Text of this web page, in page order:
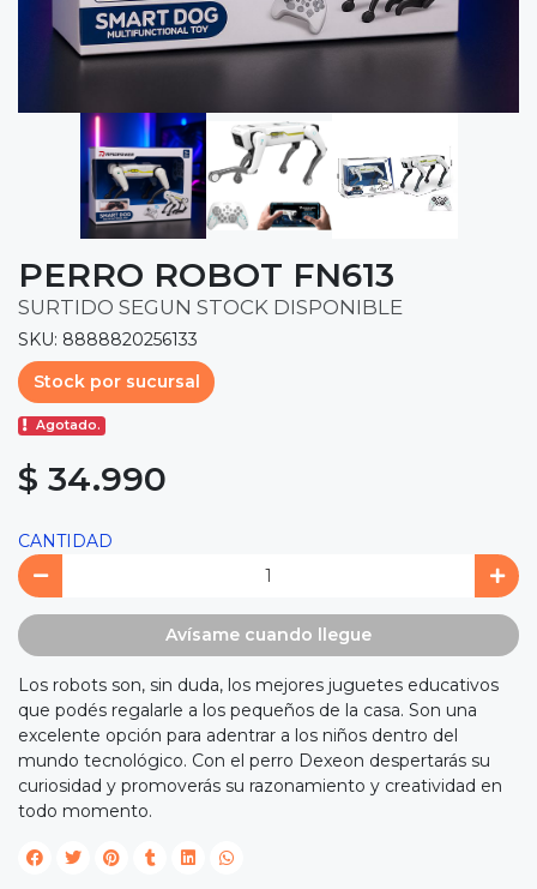
PERRO ROBOT FN613
SURTIDO SEGUN STOCK DISPONIBLE
SKU: 8888820256133
Stock por sucursal
Agotado.
$ 34.990
CANTIDAD
Avísame cuando llegue
Los robots son, sin duda, los mejores juguetes educativos
que podés regalarle a los pequeños de la casa. Son una
excelente opción para adentrar a los niños dentro del
mundo tecnológico. Con el perro Dexeon despertarás su
curiosidad y promoverás su razonamiento y creatividad en
todo momento.